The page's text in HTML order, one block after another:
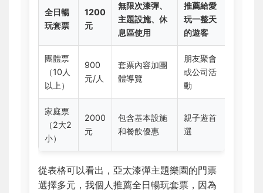
全日暢
玩套票
1200
元
無限次漆彈、
主題設施、休
息區使用
推薦給愛
玩一整天
的遊客
團體票
（10人
以上）
900
元/人
套票內容加團
體導覽
朋友聚會
或公司活
動
家庭票
（2大2
小）
2000
元
包含基本設施
和餐飲優惠
親子遊首
選
從表格可以看出，亞太漆彈主題樂園的門票
選擇多元，我個人推薦全日暢玩套票，因為